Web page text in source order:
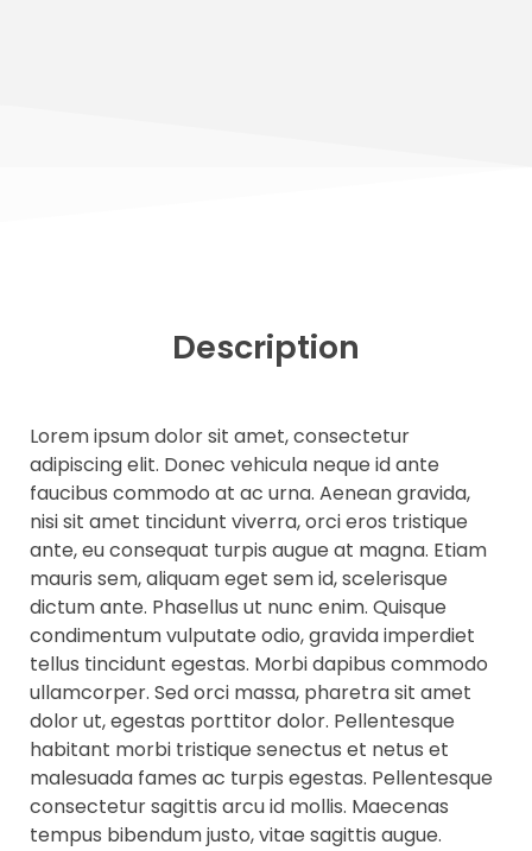
Description
Lorem ipsum dolor sit amet, consectetur
adipiscing elit. Donec vehicula neque id ante
faucibus commodo at ac urna. Aenean gravida,
nisi sit amet tincidunt viverra, orci eros tristique
ante, eu consequat turpis augue at magna. Etiam
mauris sem, aliquam eget sem id, scelerisque
dictum ante. Phasellus ut nunc enim. Quisque
condimentum vulputate odio, gravida imperdiet
tellus tincidunt egestas. Morbi dapibus commodo
ullamcorper. Sed orci massa, pharetra sit amet
dolor ut, egestas porttitor dolor. Pellentesque
habitant morbi tristique senectus et netus et
malesuada fames ac turpis egestas. Pellentesque
consectetur sagittis arcu id mollis. Maecenas
tempus bibendum justo, vitae sagittis augue.